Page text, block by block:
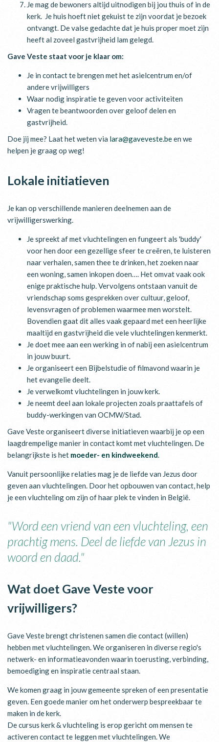
Je mag de bewoners altijd uitnodigen bij jou thuis of in de
kerk. Je huis hoeft niet gekuist te zijn voordat je bezoek
ontvangt. De valse gedachte dat je huis proper moet zijn
heeft al zoveel gastvrijheid lam gelegd.
Gave Veste staat voor je klaar om:
Je in contact te brengen met het asielcentrum en/of
andere vrijwilligers
Waar nodig inspiratie te geven voor activiteiten
Vragen te beantwoorden over geloof delen en
gastvrijheid.
Doe jij mee? Laat het weten via lara@gaveveste.been we
helpen je graag op weg!
Lokale initiatieven
Je kan op verschillende manieren deelnemen aan de
vrijwilligerswerking.
Je spreekt af met vluchtelingen en fungeert als 'buddy'
voor hen door een gezellige sfeer te creëren, te luisteren
naar verhalen, samen thee te drinken, het zoeken naar
een woning, samen inkopen doen…. Het omvat vaak ook
enige praktische hulp. Vervolgens ontstaan vanuit de
vriendschap soms gesprekken over cultuur, geloof,
levensvragen of problemen waarmee men worstelt.
Bovendien gaat dit alles vaak gepaard met een heerlijke
maaltijd en gastvrijheid die vele vluchtelingen kenmerkt.
Je doet mee aan een werking in of nabij een asielcentrum
in jouw buurt.
Je organiseert een Bijbelstudie of filmavond waarin je
het evangelie deelt.
Je verwelkomt vluchtelingen in jouw kerk.
Je neemt deel aan lokale projecten zoals praattafels of
buddy-werkingen van OCMW/Stad.
Gave Veste organiseert diverse initiatieven waarbij je op een
laagdrempelige manier in contact komt met vluchtelingen. De
belangrijkste is het moeder- en kindweekend.
Vanuit persoonlijke relaties mag je de liefde van Jezus door
geven aan vluchtelingen. Door het opbouwen van contact, help
je een vluchteling om zijn of haar plek te vinden in België.
"Word een vriend van een vluchteling, een
prachtig mens. Deel de liefde van Jezus in
woord en daad."
Wat doet Gave Veste voor
vrijwilligers?
Gave Veste brengt christenen samen die contact (willen)
hebben met vluchtelingen. We organiseren in diverse regio's
netwerk- en informatieavonden waarin toerusting, verbinding,
bemoediging en inspiratie centraal staan.
We komen graag in jouw gemeente spreken of een presentatie
geven. Een goede manier om het onderwerp bespreekbaar te
maken in de kerk.
De cursus kerk & vluchteling is erop gericht om mensen te
activeren contact te leggen met vluchtelingen. We